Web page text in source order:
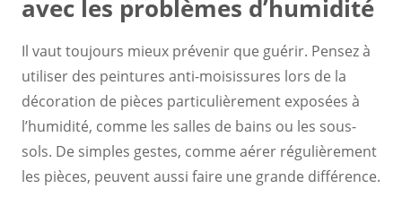
avec les problèmes d’humidité
Il vaut toujours mieux prévenir que guérir. Pensez à
utiliser des peintures anti-moisissures lors de la
décoration de pièces particulièrement exposées à
l’humidité, comme les salles de bains ou les sous-
sols. De simples gestes, comme aérer régulièrement
les pièces, peuvent aussi faire une grande différence.